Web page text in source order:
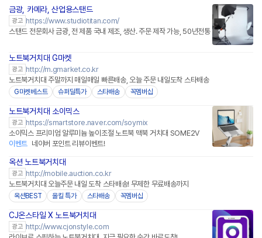
금광, 카메라, 산업용스탠드
광고 https://www.studiotitan.com/
스탠드 전문회사 금광, 전 제품 국내 제조, 생산. 주문 제작 가능, 50년전통
노트북거치대 G마켓
광고 http://m.gmarket.co.kr
노트북거치대 주말까지 매일매일 빠른배송, 오늘 주문 내일도착 스타배송
G마켓베스트 슈퍼딜특가 스타배송 꼭멤버십
노트북거치대 소이믹스
광고 https://smartstore.naver.com/soymix
소이믹스 프리미엄 알루미늄 높이조절 노트북 맥북 거치대 SOME2V
이벤트 네이버 포인트 리뷰이벤트!
옥션 노트북거치대
광고 http://mobile.auction.co.kr
노트북거치대 오늘주문 내일 도착 스타배송! 무제한 무료배송까지
옥션BEST 올킬 특가 스타배송 꼭멤버십
CJ온스타일 X 노트북거치대
광고 http://www.cjonstyle.com